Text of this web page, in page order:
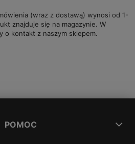
(wraz z dostawą) wynosi od 1-
znajduje się na magazynie. W
o kontakt z naszym sklepem.
POMOC